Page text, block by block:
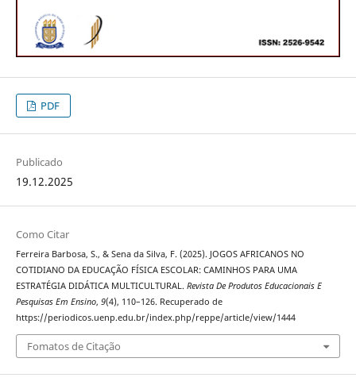
PDF
Publicado
19.12.2025
Como Citar
Ferreira Barbosa, S., & Sena da Silva, F. (2025). JOGOS AFRICANOS NO
COTIDIANO DA EDUCAÇÃO FÍSICA ESCOLAR: CAMINHOS PARA UMA
ESTRATÉGIA DIDÁTICA MULTICULTURAL. Revista De Produtos Educacionais E
Pesquisas Em Ensino, 9(4), 110–126. Recuperado de
https://periodicos.uenp.edu.br/index.php/reppe/article/view/1444
Fomatos de Citação